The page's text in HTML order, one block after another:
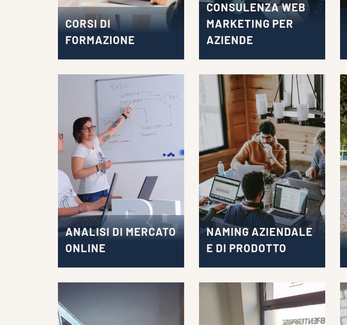
CORSI DI
FORMAZIONE
CONSULENZA WEB
MARKETING PER
AZIENDE
ANALISI DI MERCATO
ONLINE
NAMING AZIENDALE
E DI PRODOTTO